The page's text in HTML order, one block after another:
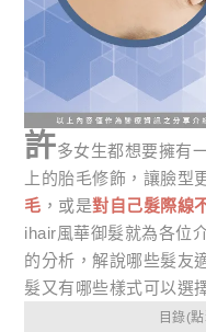
許多女生都想要擁有
上的胎毛修飾，讓臉型
毛 ，或是對自己髮際線
ihair風華御髮就為各位
的分析，解說哪些髮友
髮又有哪些樣式可以選
目錄(